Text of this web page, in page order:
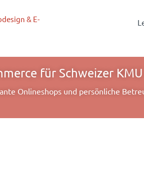
für Schweizer KMU
Onlineshops und persönliche